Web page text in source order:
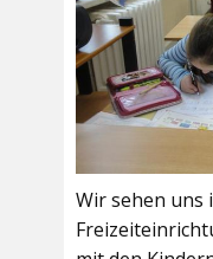
Wir sehen uns